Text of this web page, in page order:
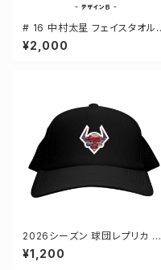
# 16 中村太星 フェイスタオル
選手還元 2デザイン FT0144
¥2,000
2026シーズン 球団レプリカ メ
ッシュキャップ ブラック フリーサ
イズ 2-000700
¥1,200